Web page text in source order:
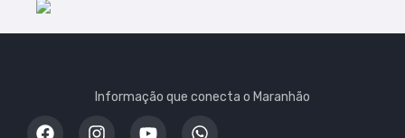
Informação que conecta o Maranhão